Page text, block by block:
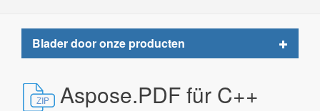
Blader door onze producten
Toggle
Aspose.PDF für C++